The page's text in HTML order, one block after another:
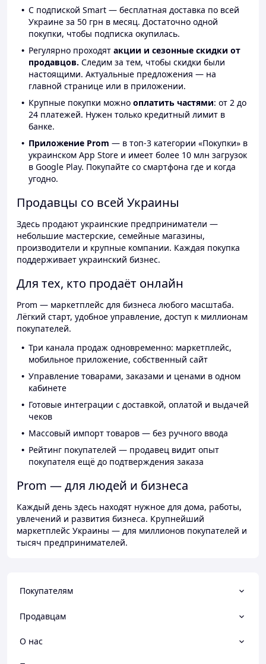
С подпиской Smart — бесплатная доставка по всей
Украине за 50 грн в месяц. Достаточно одной
покупки, чтобы подписка окупилась.
Регулярно проходят акции и сезонные скидки от
продавцов. Следим за тем, чтобы скидки были
настоящими. Актуальные предложения — на
главной странице или в приложении.
Крупные покупки можно оплатить частями: от 2 до
24 платежей. Нужен только кредитный лимит в
банке.
Приложение Prom — в топ-3 категории «Покупки» в
украинском App Store и имеет более 10 млн загрузок
в Google Play. Покупайте со смартфона где и когда
угодно.
Продавцы со всей Украины
Здесь продают украинские предприниматели —
небольшие мастерские, семейные магазины,
производители и крупные компании. Каждая покупка
поддерживает украинский бизнес.
Для тех, кто продаёт онлайн
Prom — маркетплейс для бизнеса любого масштаба.
Лёгкий старт, удобное управление, доступ к миллионам
покупателей.
Три канала продаж одновременно: маркетплейс,
мобильное приложение, собственный сайт
Управление товарами, заказами и ценами в одном
кабинете
Готовые интеграции с доставкой, оплатой и выдачей
чеков
Массовый импорт товаров — без ручного ввода
Рейтинг покупателей — продавец видит опыт
покупателя ещё до подтверждения заказа
Prom — для людей и бизнеса
Каждый день здесь находят нужное для дома, работы,
увлечений и развития бизнеса. Крупнейший
маркетплейс Украины — для миллионов покупателей и
тысяч предпринимателей.
Покупателям
Продавцам
О нас